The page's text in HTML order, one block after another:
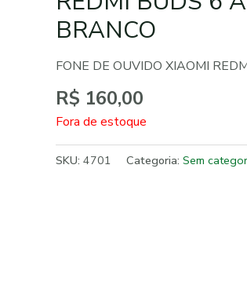
BRANCO
FONE DE OUVIDO XIAOMI
R$ 160,00
Fora de estoque
SKU:4701 Categoria:Sem